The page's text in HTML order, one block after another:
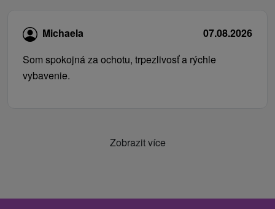
Michaela
07.08.2026
Som spokojná za ochotu, trpezlivosť a rýchle
vybavenie.
Zobrazit více